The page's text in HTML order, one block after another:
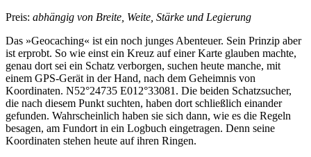
Preis: abhängig von Breite, Weite, Stärke und Legierung
Das »Geocaching« ist ein noch junges Abenteuer. Sein Prinzip aber
ist erprobt. So wie einst ein Kreuz auf einer Karte glauben machte,
genau dort sei ein Schatz verborgen, suchen heute manche, mit
einem GPS-Gerät in der Hand, nach dem Geheimnis von
Koordinaten. N52°24735 E012°33081. Die beiden Schatzsucher,
die nach diesem Punkt suchten, haben dort schließlich einander
gefunden. Wahrscheinlich haben sie sich dann, wie es die Regeln
besagen, am Fundort in ein Logbuch eingetragen. Denn seine
Koordinaten stehen heute auf ihren Ringen.